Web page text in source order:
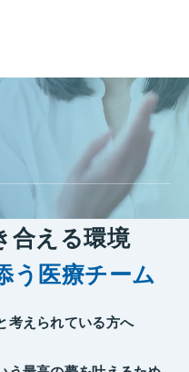
合える環境
う医療チーム
考えられている方へ